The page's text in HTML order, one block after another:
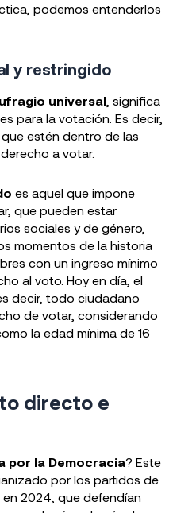
podemos entenderlos
y restringido
universal , significa
para la votación. Es decir,
estén dentro de las
a votar.
es aquel que impone
que pueden estar
sociales y de género,
momentos de la historia
con un ingreso mínimo
al voto. Hoy en día, el
decir, todo ciudadano
de votar, considerando
la edad mínima de 16
directo e
por la Democracia? Este
por los partidos de
2024, que defendían